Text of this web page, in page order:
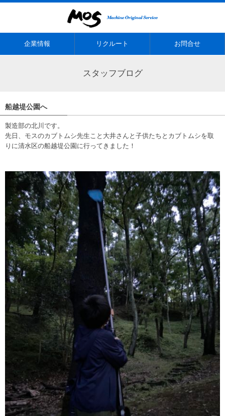
企業情報 リクルート お問合せ
スタッフブログ
船越堤公園へ
製造部の北川です。
先日、モスのカブトムシ先生こと大井さんと子供たちとカブトムシを取
りに清水区の船越堤公園に行ってきました！